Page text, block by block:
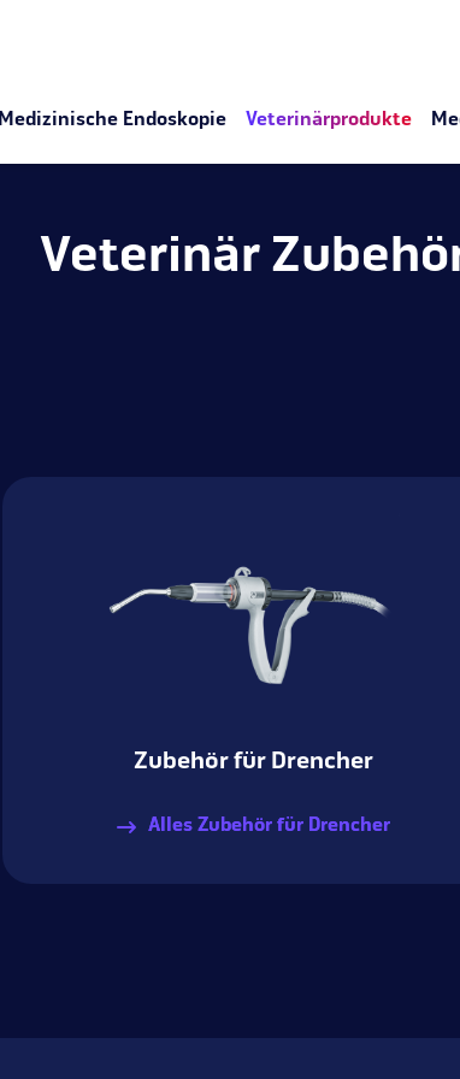
Medizinische Endoskopie Veterinärprodukte
Veterinär
Zubehör für Drencher
Alles Zubehör für Drencher